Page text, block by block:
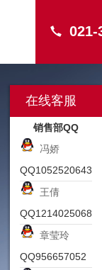
021-
在线客服
销售部QQ
冯娇
QQ1052520643
王倩
QQ1214025068
章莹玲
QQ956657052